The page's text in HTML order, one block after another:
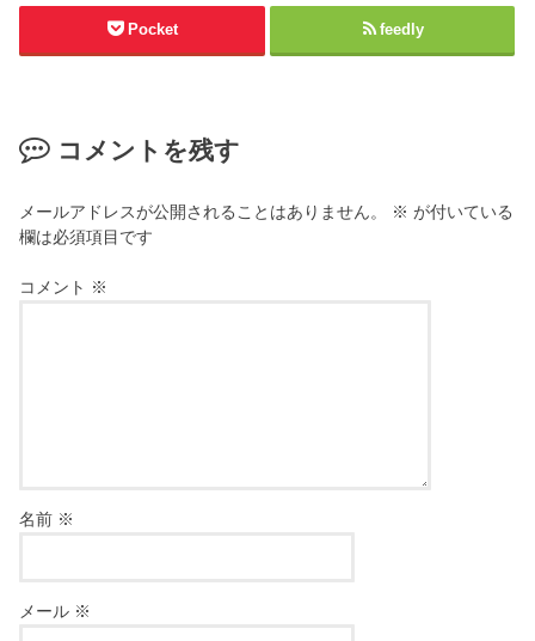
Pocket feedly
コメントを残す
メールアドレスが公開されることはありません。 ※ が付いている
欄は必須項目です
コメント ※
名前 ※
メール ※